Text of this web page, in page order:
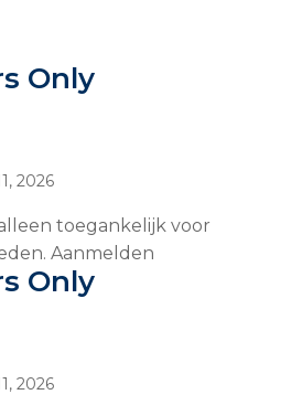
Only
2026
toegankelijk voor
Aanmelden
Only
2026